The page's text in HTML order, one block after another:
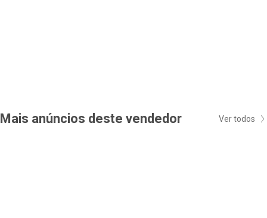
Mais anúncios deste vendedor Ver todos